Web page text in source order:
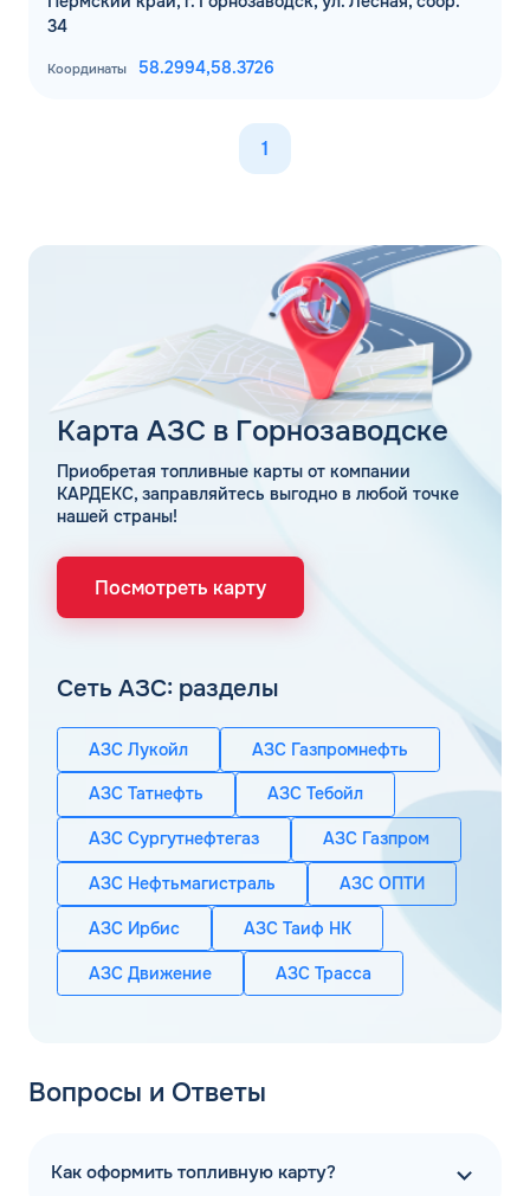
34
Координаты 58.2994,58.3726
1
Карта АЗС в Горнозаводске
Приобретая топливные карты от компании
КАРДЕКС, заправляйтесь выгодно в любой точке
нашей страны!
Посмотреть карту
Сеть АЗС: разделы
АЗС Лукойл АЗС Газпромнефть
АЗС Татнефть АЗС Тебойл
АЗС Сургутнефтегаз АЗС Газпром
АЗС Нефтьмагистраль АЗС ОПТИ
АЗС Ирбис АЗС Таиф НК
АЗС Движение АЗС Трасса
Вопросы и Ответы
Как оформить топливную карту?